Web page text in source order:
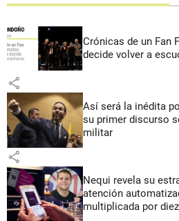
Crónicas de un Fan
decide volver a
share
Así será la inédita
su primer discurso
militar
share
Nequi revela su
atención
multiplicada por diez